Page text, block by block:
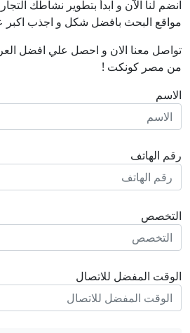
انضم لنا اﻵن و ابدأ بتطوير نشاطك
مواقع البحث بافضل شكل و اجذب اكبر
تواصل معنا الان و احصل علي افضل
من مصر كونكت !
الاسم
رقم الهاتف
التخصص
الوقت المفضل للاتصال